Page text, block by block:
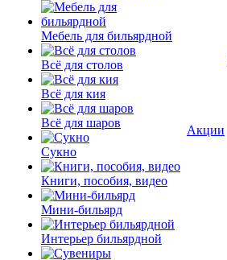
Мебель для бильярдной
Всё для столов
Всё для кия
Всё для шаров
Сукно
Книги, пособия, видео
Мини-бильярд
Интерьер бильярдной
Акции